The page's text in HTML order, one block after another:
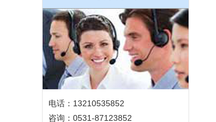
电话：13210535852
咨询：0531-87123852